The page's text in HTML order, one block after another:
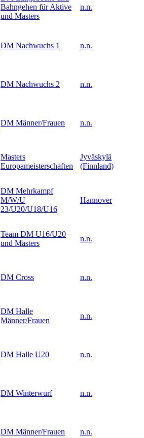
Bahngehen für Aktive
und Masters
n.n.
DM Nachwuchs 1 n.n.
DM Nachwuchs 2 n.n.
DM Männer/Frauen n.n.
Masters
Europameisterschaften
Jyväskylä
(Finnland)
DM Mehrkampf
M/W/U
23/U20/U18/U16
Hannover
Team DM U16/U20
und Masters
n.n.
DM Cross n.n.
DM Halle
Männer/Frauen
n.n.
DM Halle U20 n.n.
DM Winterwurf n.n.
DM Männer/Frauen n.n.